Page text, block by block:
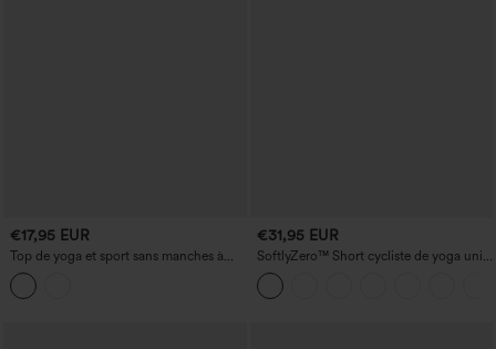
€17,95 EUR
Top de yoga et sport sans manches à
dos croisé (racerback) — toucher frais,
séchage rapide, protection UPF50+
€31,95 EUR
SoftlyZero™ Short cycliste de yoga uni
taille haute à pan croisé 3'' - UPF50+